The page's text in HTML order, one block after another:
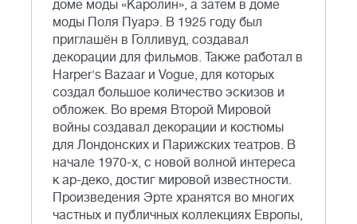
доме моды «Каролин», а затем в доме
моды Поля Пуарэ. В 1925 году был
приглашён в Голливуд, создавал
декорации для фильмов. Также работал в
Harper's Bazaar и Vogue, для которых
создал большое количество эскизов и
обложек. Во время Второй Мировой
войны создавал декорации и костюмы
для Лондонских и Парижских театров. В
начале 1970-х, с новой волной интереса
к ар-деко, достиг мировой известности.
Произведения Эрте хранятся во многих
частных и публичных коллекциях Европы,